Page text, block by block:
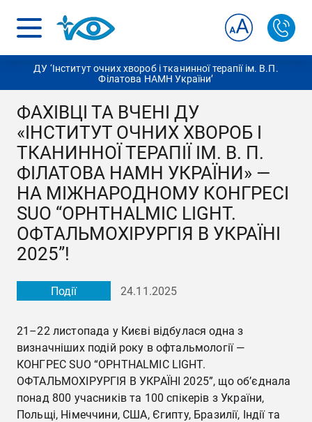
ДУ ‘Інститут очних хвороб і тканинної терапії ім. В.П.
Філатова НАМН України’
ФАХІВЦІ ТА ВЧЕНІ ДУ
«ІНСТИТУТ ОЧНИХ ХВОРОБ І
ТКАНИННОЇ ТЕРАПІЇ ІМ. В. П.
ФІЛАТОВА НАМН УКРАЇНИ» —
НА МІЖНАРОДНОМУ КОНГРЕСІ
SUO “OPHTHALMIC LIGHT.
ОФТАЛЬМОХІРУРГІЯ В УКРАЇНІ
2025”!
Події 24.11.2025
21–22 листопада у Києві відбулася одна з
визначніших подій року в офтальмології —
КОНГРЕС SUO “OPHTHALMIC LIGHT.
ОФТАЛЬМОХІРУРГІЯ В УКРАЇНІ 2025”, що об’єднала
понад 800 учасників та 100 спікерів з України,
Польщі, Німеччини, США, Єгипту, Бразилії, Індії та